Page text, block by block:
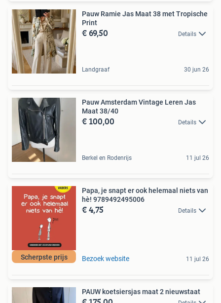
Pauw Ramie Jas Maat 38 met Tropische
Print
€ 69,50 Details
Landgraaf 30 jun 26
Pauw Amsterdam Vintage Leren Jas
Maat 38/40
€ 100,00 Details
Berkel en Rodenrijs 11 jul 26
Scherpste prijs
Papa, je snapt er ook helemaal niets van
hè! 9789492495006
€ 4,75 Details
Bezoek website 11 jul 26
PAUW koetsiersjas maat 2 nieuwstaat